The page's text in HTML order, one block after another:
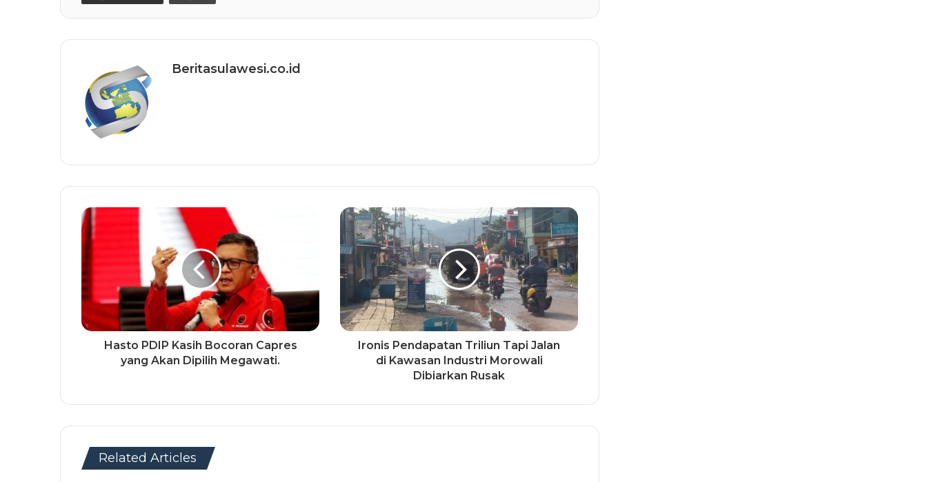
Beritasulawesi.co.id
Hasto PDIP Kasih Bocoran Capres
yang Akan Dipilih Megawati.
Ironis Pendapatan Triliun Tapi Jalan
di Kawasan Industri Morowali
Dibiarkan Rusak
Related Articles